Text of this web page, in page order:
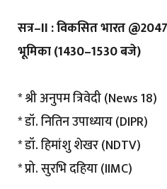
सत्र–II : विकसित भारत
भूमिका (1430–1530 बजे)
* श्री अनुपम त्रिवेदी (News 18)
* डॉ. नितिन उपाध्याय (DIPR)
* डॉ. हिमांशु शेखर (NDTV)
* प्रो. सुरभि दहिया (IIMC)